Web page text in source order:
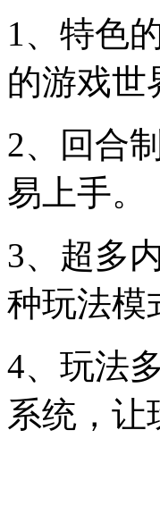
1、特色
的游戏世
2、回合
易上手。
3、超多
种玩法模
4、玩法
系统，让